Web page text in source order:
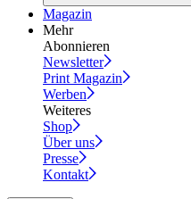
Magazin
Mehr
Abonnieren
Newsletter
Print Magazin
Werben
Weiteres
Shop
Über uns
Presse
Kontakt